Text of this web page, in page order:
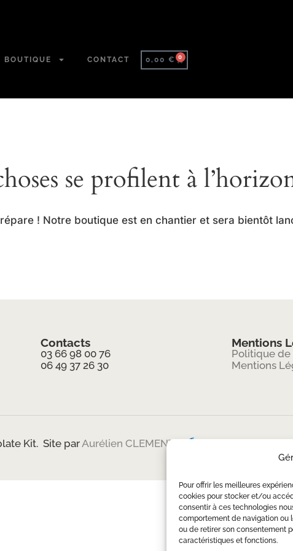
Pour offrir les meilleures
cookies pour stocker et/ou
consentir à ces technologies
comportement de navigation ou
ou de retirer son consentement
caractéristiques et fonctions.
BOUTIQUE CONTACT 0,00 € 0
se profilent à
! Notre boutique est en chantier et sera bientôt
Contacts
03 66 98 00 76
06 49 37 26 30
Mentions
Politique de
Mentions
Kit. Site par Aurélien CLEMENT. Boutique